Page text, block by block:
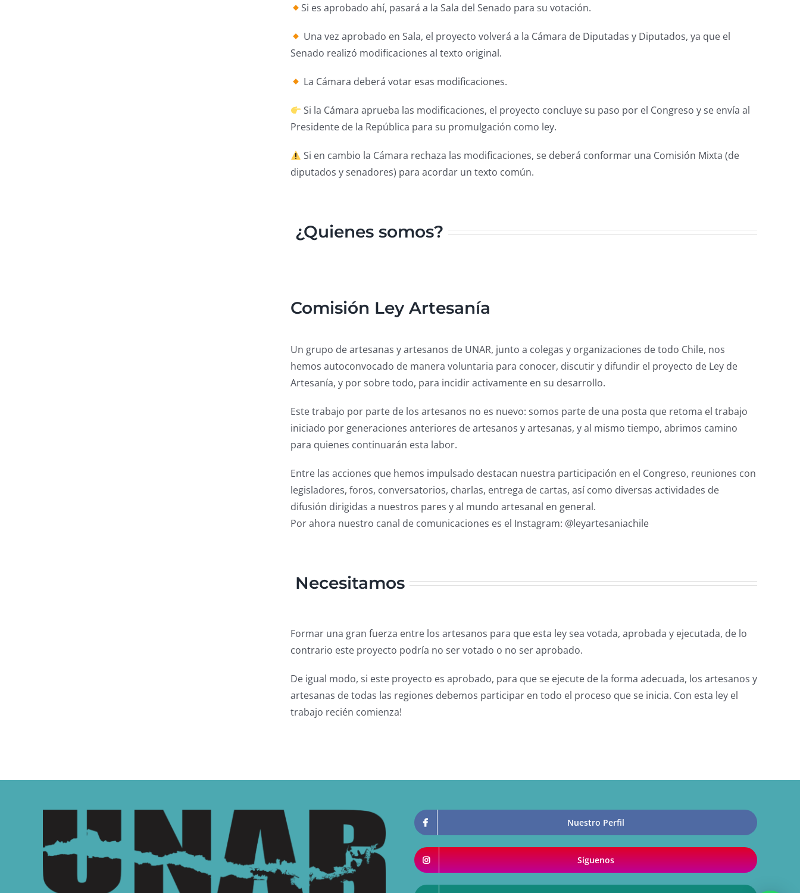
Si es aprobado ahí, pasará a la Sala del Senado para su votación.
Una vez aprobado en Sala, el proyecto volverá a la Cámara de Diputadas y Diputados, ya que el
Senado realizó modificaciones al texto original.
La Cámara deberá votar esas modificaciones.
Si la Cámara aprueba las modificaciones, el proyecto concluye su paso por el Congreso y se envía al
Presidente de la República para su promulgación como ley.
Si en cambio la Cámara rechaza las modificaciones, se deberá conformar una Comisión Mixta (de
diputados y senadores) para acordar un texto común.
¿Quienes somos?
Comisión Ley Artesanía
Un grupo de artesanas y artesanos de UNAR, junto a colegas y organizaciones de todo Chile, nos
hemos autoconvocado de manera voluntaria para conocer, discutir y difundir el proyecto de Ley de
Artesanía, y por sobre todo, para incidir activamente en su desarrollo.
Este trabajo por parte de los artesanos no es nuevo: somos parte de una posta que retoma el trabajo
iniciado por generaciones anteriores de artesanos y artesanas, y al mismo tiempo, abrimos camino
para quienes continuarán esta labor.
Entre las acciones que hemos impulsado destacan nuestra participación en el Congreso, reuniones con
legisladores, foros, conversatorios, charlas, entrega de cartas, así como diversas actividades de
difusión dirigidas a nuestros pares y al mundo artesanal en general.
Por ahora nuestro canal de comunicaciones es el Instagram: @leyartesaniachile
Necesitamos
Formar una gran fuerza entre los artesanos para que esta ley sea votada, aprobada y ejecutada, de lo
contrario este proyecto podría no ser votado o no ser aprobado.
De igual modo, si este proyecto es aprobado, para que se ejecute de la forma adecuada, los artesanos y
artesanas de todas las regiones debemos participar en todo el proceso que se inicia. Con esta ley el
trabajo recién comienza!
Nuestro Perfil
Síguenos